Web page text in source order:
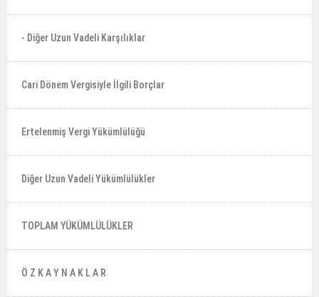
- Diğer Uzun Vadeli Karşılıklar
Cari Dönem Vergisiyle İlgili Borçlar
Ertelenmiş Vergi Yükümlülüğü
Diğer Uzun Vadeli Yükümlülükler
TOPLAM YÜKÜMLÜLÜKLER
Ö Z K A Y N A K L A R